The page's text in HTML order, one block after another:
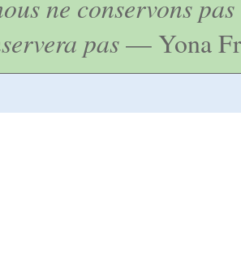
ne conservons
pas— Yona